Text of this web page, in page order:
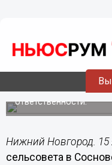
Глава
«неправильно
Он не сообщил
отказа, за что
ответственности.
Нижний Новгород. 15
сельсовета в